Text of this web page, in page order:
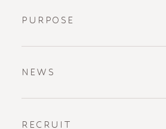
PURPOSE
NEWS
RECRUIT